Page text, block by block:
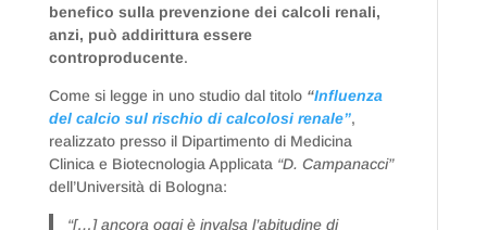
benefico sulla prevenzione dei calcoli renali,
anzi, può addirittura essere
controproducente.
Come si legge in uno studio dal titolo “Influenza
del calcio sul rischio di calcolosi renale”,
realizzato presso il Dipartimento di Medicina
Clinica e Biotecnologia Applicata “D. Campanacci”
dell’Università di Bologna:
“[…] ancora oggi è invalsa l’abitudine di